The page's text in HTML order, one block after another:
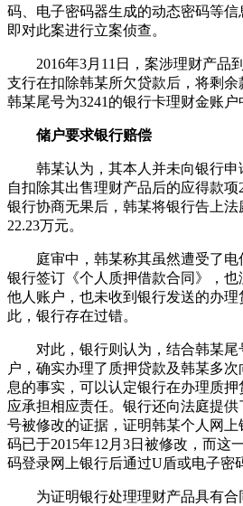
码、电子密码器生成的动态密码等信
即对此案进行立案侦查。
2016年3月11日，案涉理财产品
支行在扣除韩某所欠贷款后，将剩余
韩某尾号为3241的银行卡理财金账户
储户要求银行赔偿
韩某认为，其本人并未向银行申
自扣除其出售理财产品后的应得款项
银行协商无果后，韩某将银行告上
22.23万元。
庭审中，韩某称其虽然遭受了电
银行签订《个人质押借款合同》，也
他人账户，也未收到银行发送的办理
此，银行存在过错。
对此，银行则认为，结合韩某尾
户，确实办理了质押贷款及韩某多
息的事实，可以认定银行在办理质
应承担相应责任。银行还向法庭提
号被修改的证据，证明韩某个人网
码已于2015年12月3日被修改，而这
码登录网上银行后通过U盾或电子密
为证明银行处理理财产品具有合